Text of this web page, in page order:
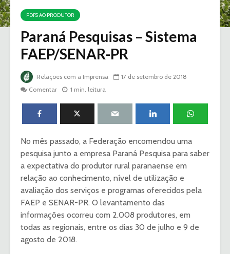
PDFS AO PRODUTOR
Paraná Pesquisas – Sistema
FAEP/SENAR-PR
Relações com a Imprensa
17 de setembro de 2018
Comentar
1 min. leitura
No mês passado, a Federação encomendou uma
pesquisa junto a empresa Paraná Pesquisa para saber
a expectativa do produtor rural paranaense em
relação ao conhecimento, nível de utilização e
avaliação dos serviços e programas oferecidos pela
FAEP e SENAR-PR. O levantamento das
informações ocorreu com 2.008 produtores, em
todas as regionais, entre os dias 30 de julho e 9 de
agosto de 2018.